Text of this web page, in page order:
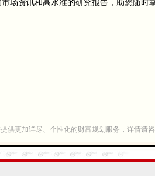
场资讯和高水准的研究报告，助您随时
供更加详尽、个性化的财富规划服务，详情请